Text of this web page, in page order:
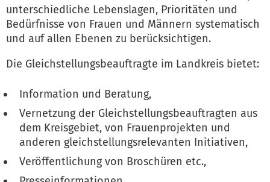
unterschiedliche Lebenslagen, Prioritäten und
Bedürfnisse von Frauen und Männern systematisch
und auf allen Ebenen zu berücksichtigen.
Die Gleichstellungsbeauftragte im Landkreis bietet:
Information und Beratung,
Vernetzung der Gleichstellungsbeauftragten aus
dem Kreisgebiet, von Frauenprojekten und
anderen gleichstellungsrelevanten Initiativen,
Veröffentlichung von Broschüren etc.,